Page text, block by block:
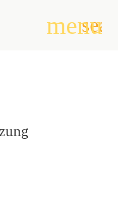
menu